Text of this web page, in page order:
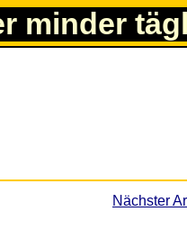
minder
Nächster